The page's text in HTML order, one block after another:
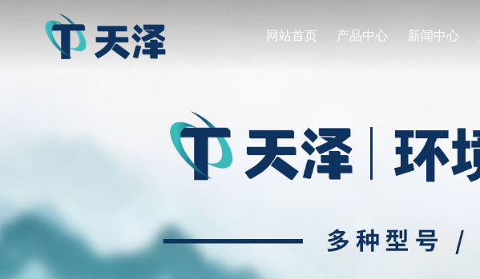
网站首页 产品中心 新闻中心